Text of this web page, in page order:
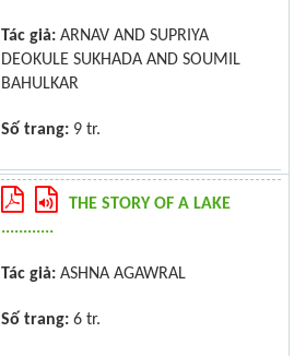
Tác giả: ARNAV AND SUPRIYA
DEOKULE SUKHADA AND SOUMIL
BAHULKAR
Số trang: 9 tr.
THE STORY OF A LAKE
............
Tác giả: ASHNA AGAWRAL
Số trang: 6 tr.